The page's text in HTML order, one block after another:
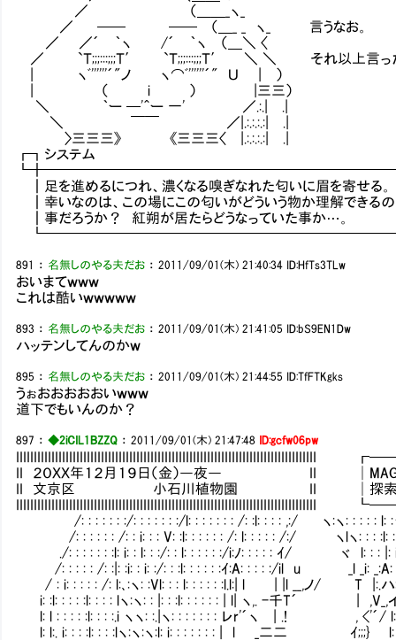
／ （＿＿_ヽ_
／ ── ── （＿_ _ ヽ_ 言うなお。
／ ／´ ｀ヽ /´ ｀ヽ （＿＼ 〈
／ `Ｔ;;;:::;;;Ｔ′ `Ｔ;;;:::;;;Ｔ′ ＼ ＼ それ以上言ったら
| ヽﾞ''''''´"ノ ヽ⌒ﾞ''''''´" Ｕ | ）
| （ i ） |三三）
＼ ｀ー ─'＾ー 一' ／.:.| .|
＼ ￣￣ ／|.:.:.:.:| .|
〉三三三》 《三三三〈 |.:.:.:.:| .|
┏┓システ
┃足を進めるにつれ、濃くなる嗅ぎなれた匂いに眉を寄せる。
┃幸いなのは、この場にこの匂いがどういう物か理解できる
┃事だろうか？ 紅朔が居たらどうなっていた事か…。
891 ： 名無しのやる夫だお ：2011/09/01(木) 21:40:34 ID:HfTs3TLw
おいまてｗｗｗ
これは酷いｗｗｗｗｗ
893 ： 名無しのやる夫だお ：2011/09/01(木) 21:41:05 ID:bS9EN1Dw
ハッテンしてんのかｗ
895 ： 名無しのやる夫だお ：2011/09/01(木) 21:44:55 ID:TfFTKgks
うぉおおおおおいｗｗｗ
道下でもいんのか？
897 ：◆2iCIL1BZZQ ：2011/09/01(木) 21:47:48 ID:gcfw06pw
II ２０ＸＸ年１２月１９日（金）―夜― II │MAG
II 文京区 小石川植物園 II │探索：6
/: : : : : : :/: : : : : : :/l: : : : : : : /: :l: : : : ,:/ ヽ:ヽ: : : : : l: :ヽ
/: : : : : : /: : i: : : V: :l: : : : : : /: l: : : : : /:/ ヽlヽ: : : :l: : :
./: : : : : : :l: i: : l: : :/: : l: : : : : :/i:ﾉ: : : : : ｲ/ ヾ l: : : |: i:
/: : : : : /: :|: :i: : i: :/: : :l: : : : : :ｲ:A: : : : :/il u _l _i:
/ : i: : : : : /: l:､:ヽ: :Vl: : : l: : : : : :l.l:| l | |l __,ノ/ T |:.ハ:i:
i: :l: : : : :l: : : : lヽ:ヽ: : |: : :l: : : : : : | l| ヽ,. -千T´ | ,V_,イ
l: l : : : : :l: : : :.i ヽヽ: :.|ヽ: : : : : : : レr'´ヽ | .! , <'´/
l: l:. i: : : :l: : : :lヽ:ヽ:ヽ:l: i: : : : : : : | l _二二 ｲ;;;} l: